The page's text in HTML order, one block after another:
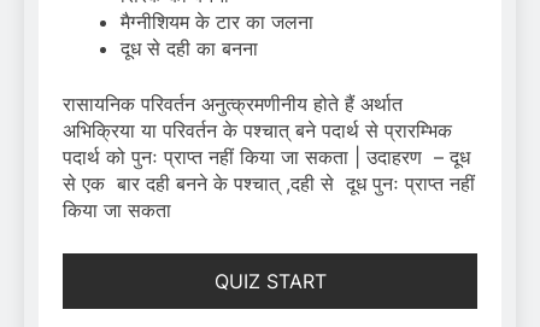
मैग्नीशियम के टार का जलना
दूध से दही का बनना
रासायनिक परिवर्तन अनुत्क्रमणीनीय होते हैं अर्थात
अभिक्रिया या परिवर्तन के पश्चात् बने पदार्थ से प्रारम्भिक
पदार्थ को पुनः प्राप्त नहीं किया जा सकता | उदाहरण – दूध
से एक बार दही बनने के पश्चात् ,दही से दूध पुनः प्राप्त नहीं
किया जा सकता
QUIZ START